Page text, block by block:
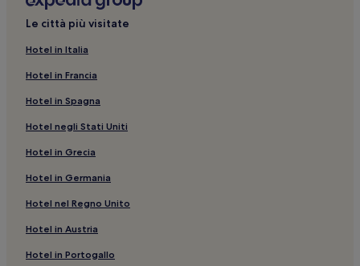
Lione: B&B
Lione: hotel a 5 stelle
Abbazia di Saint Martin d'Ainay: hotel nelle vicinanze
2° Arrondissement: Hotel economici
Grand Lyon: Hotel con parcheggio
3° Arrondissement: Hotel LGBTQIA+
Theatre des Celestins: hotel nelle vicinanze
Griffon - Royale: hotel
Palazzo di Giustizia di Lione: hotel nelle vicinanze
Lione: Boutique hotel
5° Arrondissement: Hotel con parcheggio
Le città più visitate
Hotel in Italia
Hotel in Francia
Hotel in Spagna
Hotel negli Stati Uniti
Hotel in Grecia
Hotel in Germania
Hotel nel Regno Unito
Hotel in Austria
Hotel in Portogallo